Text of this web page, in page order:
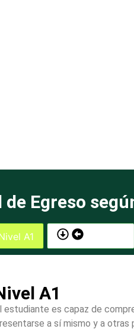
Egreso
A1
A1
estudiante es capaz de
a sí mismo y a otras